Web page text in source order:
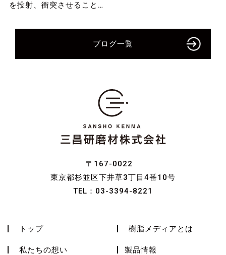
を投射、衝突させること…
ブログ一覧
〒167-0022
東京都杉並区下井草3丁目4番10号
TEL： 03-3394-8221
トップ
私たちの想い
樹脂メディアとは
製品情報